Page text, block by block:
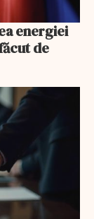
energiei
de